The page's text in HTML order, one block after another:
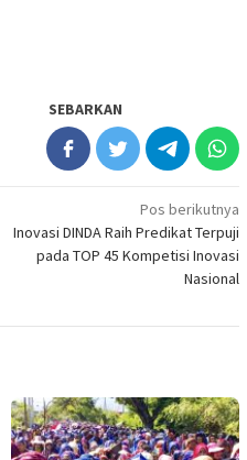
SEBARKAN
Pos berikutnya
Inovasi DINDA Raih Predikat Terpuji
pada TOP 45 Kompetisi Inovasi
Nasional